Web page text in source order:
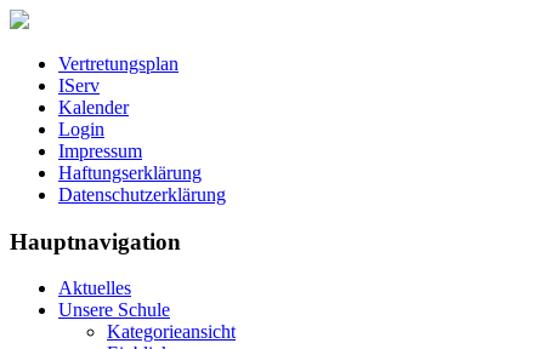
Vertretungsplan
IServ
Kalender
Login
Impressum
Haftungserklärung
Datenschutzerklärung
Hauptnavigation
Aktuelles
Unsere Schule
Kategorieansicht